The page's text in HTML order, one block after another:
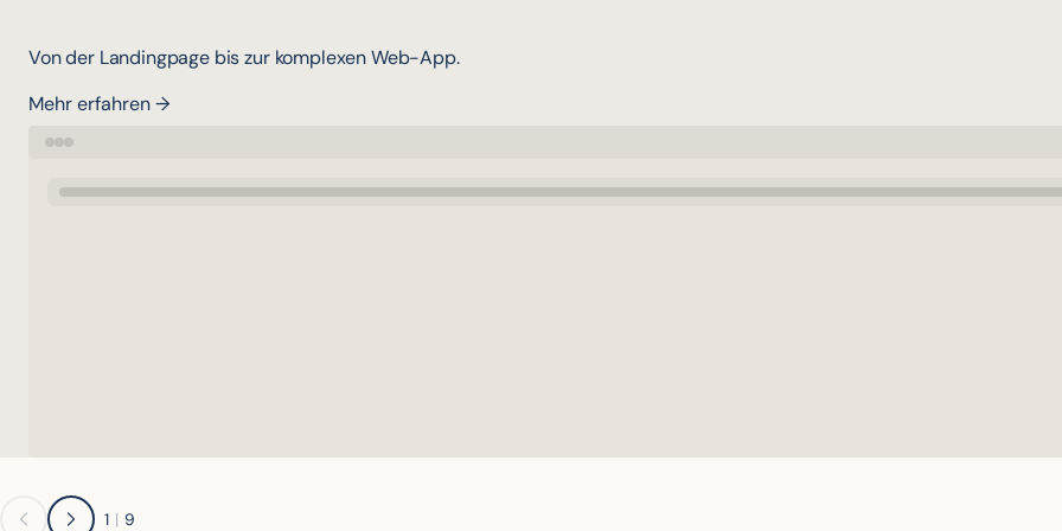
Von der Landingpage bis zur komplexen Web-App.
Mehr erfahren →
1 | 9